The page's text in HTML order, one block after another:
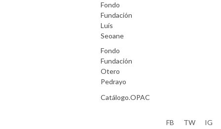
Fondo
Fundación
Luís
Seoane
Fondo
Fundación
Otero
Pedrayo
Catálogo.OPAC
FB TW IG